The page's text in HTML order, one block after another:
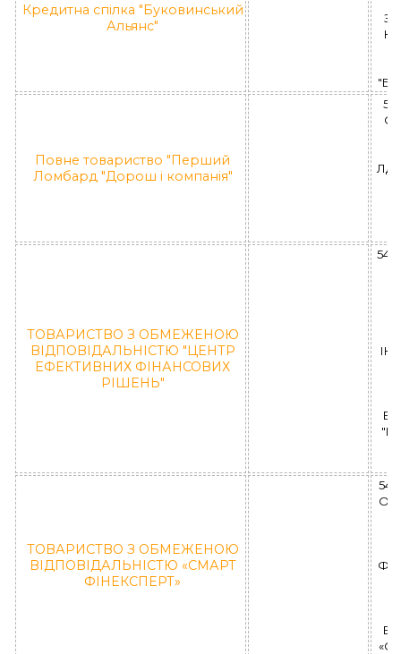
Кредитна спілка "Буковинський
Альянс"
Повне товариство "Перший
Ломбард "Дорош і компанія"
ЛД
ТОВАРИСТВО З ОБМЕЖЕНОЮ
ВІДПОВІДАЛЬНІСТЮ "ЦЕНТР
ЕФЕКТИВНИХ ФІНАНСОВИХ
РІШЕНЬ"
ІК
ТОВАРИСТВО З ОБМЕЖЕНОЮ
ВІДПОВІДАЛЬНІСТЮ «СМАРТ
ФІНЕКСПЕРТ»
ФК